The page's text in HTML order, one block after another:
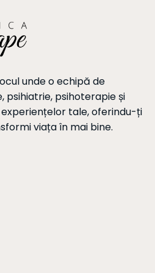
unde o echipă de
psihiatrie, psihoterapie și
tale, oferindu-ți
viața în mai bine.